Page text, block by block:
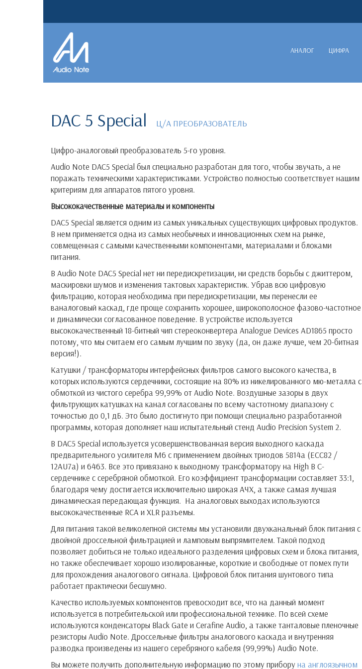
АНАЛОГ ЦИФРА
DAC 5 Special Ц/А ПРЕОБРАЗОВАТЕЛЬ
Цифро-аналоговый преобразователь 5-го уровня.
Audio Note DAC5 Special был специально разработан для того, чтобы звучать, а не
поражать техническими характеристиками. Устройство полностью соответствует нашим
критериям для аппаратов пятого уровня.
Высококачественные материалы и компоненты
DAC5 Special является одним из самых уникальных существующих цифровых продуктов.
В нем применяется одна из самых необычных и инновационных схем на рынке,
совмещенная с самыми качественными компонентами, материалами и блоками
питания.
В Audio Note DAC5 Special нет ни передискретизации, ни средств борьбы с джиттером,
маскировки шумов и изменения тактовых характеристик. Убрав всю цифровую
фильтрацию, которая необходима при передискретизации, мы перенесли ее
ваналоговый каскад, где проще сохранить хорошее, широкополосное фазово-частотное
и динамически согласованное поведение. В устройстве используется
высококачественный 18-битный чип стереоконвертера Analogue Devices AD1865 просто
потому, что мы считаем его самым лучшим по звуку (да, он даже лучше, чем 20-битная
версия!).
Катушки / трансформаторы интерфейсных фильтров самого высокого качества, в
которых используются сердечники, состоящие на 80% из никелированного мю-металла с
обмоткой из чистого серебра 99,99% от Audio Note. Воздушные зазоры в двух
фильтрующих катушках на канал согласованы по всему частотному диапазону с
точностью до 0,1 дБ. Это было достигнуто при помощи специально разработанной
программы, которая дополняет наш испытательный стенд Audio Precision System 2.
В DAC5 Special используется усовершенствованная версия выходного каскада
предварительного усилителя M6 с применением двойных триодов 5814a (ECC82 /
12AU7a) и 6463. Все это привязано к выходному трансформатору на High B С-
сердечнике с серебряной обмоткой. Его коэффициент трансформации составляет 33:1,
благодаря чему достигается исключительно широкая АЧХ, а также самая лучшая
динамическая передающая функция. На аналоговых выходах используются
высококачественные RCA и XLR разъемы.
Для питания такой великолепной системы мы установили двухканальный блок питания с
двойной дроссельной фильтрацией и ламповым выпрямителем. Такой подход
позволяет добиться не только идеального разделения цифровых схем и блока питания,
но также обеспечивает хорошо изолированные, короткие и свободные от помех пути
для прохождения аналогового сигнала. Цифровой блок питания шунтового типа
работает практически бесшумно.
Качество используемых компонентов превосходит все, что на данный момент
используется в потребительской или профессиональной технике. По всей схеме
используются конденсаторы Black Gate и Cerafine Audio, а также танталовые пленочные
резисторы Audio Note. Дроссельные фильтры аналогового каскада и внутренняя
разводка произведены из нашего серебряного кабеля (99,99%) Audio Note.
Вы можете получить дополнительную информацию по этому приборуна англоязычном